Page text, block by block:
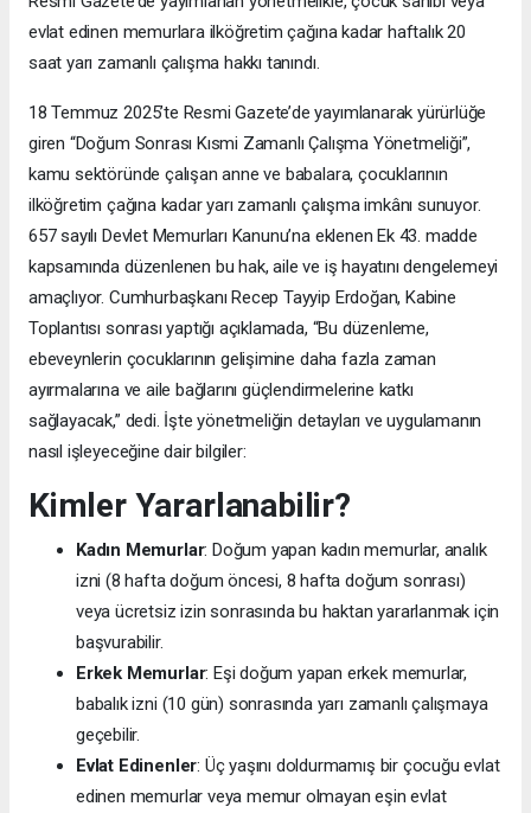
evlat edinen memurlara ilköğretim çağına kadar haftalık 20
saat yarı zamanlı çalışma hakkı tanındı.
18 Temmuz 2025’te Resmi Gazete’de yayımlanarak yürürlüğe
giren “Doğum Sonrası Kısmi Zamanlı Çalışma Yönetmeliği”,
kamu sektöründe çalışan anne ve babalara, çocuklarının
ilköğretim çağına kadar yarı zamanlı çalışma imkânı sunuyor.
657 sayılı Devlet Memurları Kanunu’na eklenen Ek 43. madde
kapsamında düzenlenen bu hak, aile ve iş hayatını dengelemeyi
amaçlıyor. Cumhurbaşkanı Recep Tayyip Erdoğan, Kabine
Toplantısı sonrası yaptığı açıklamada, “Bu düzenleme,
ebeveynlerin çocuklarının gelişimine daha fazla zaman
ayırmalarına ve aile bağlarını güçlendirmelerine katkı
sağlayacak,” dedi. İşte yönetmeliğin detayları ve uygulamanın
nasıl işleyeceğine dair bilgiler:
Kimler Yararlanabilir?
Kadın Memurlar: Doğum yapan kadın memurlar, analık
izni (8 hafta doğum öncesi, 8 hafta doğum sonrası)
veya ücretsiz izin sonrasında bu haktan yararlanmak için
başvurabilir.
Erkek Memurlar: Eşi doğum yapan erkek memurlar,
babalık izni (10 gün) sonrasında yarı zamanlı çalışmaya
geçebilir.
Evlat Edinenler: Üç yaşını doldurmamış bir çocuğu evlat
edinen memurlar veya memur olmayan eşin evlat